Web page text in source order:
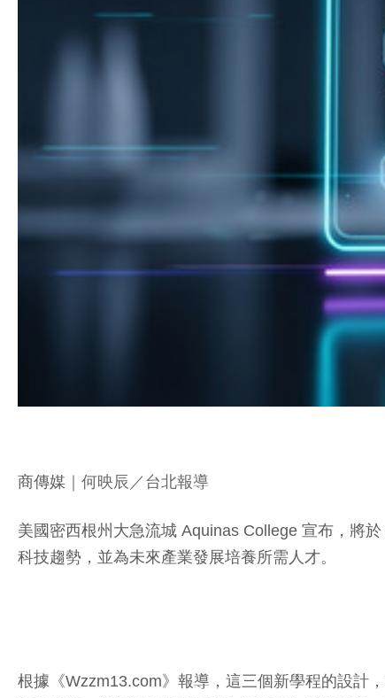
商傳媒 ｜何映辰／台北報導
美國密西根州大急流城 Aquinas College 宣布，將
科技趨勢，並為未來產業發展培養所需人才。
根據《Wzzm13.com》報導，這三個新學程的設計